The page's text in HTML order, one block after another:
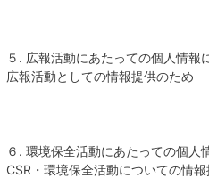
５. 広報活動にあたっての個人情報
広報活動としての情報提供のため
６. 環境保全活動にあたっての個人
CSR・環境保全活動についての情